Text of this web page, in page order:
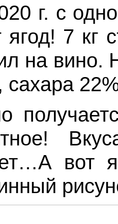
г. с
ягод! 7 кг
на вино.
сахара
вот